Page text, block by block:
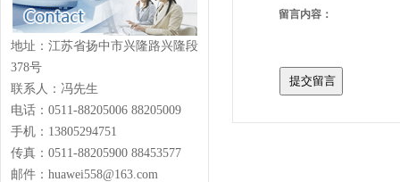
地址：江苏省扬中市兴隆路兴隆段
378号
联系人：冯先生
电话：0511-88205006 88205009
手机：13805294751
传真：0511-88205900 88453577
邮件：huawei558@163.com
留言内容：